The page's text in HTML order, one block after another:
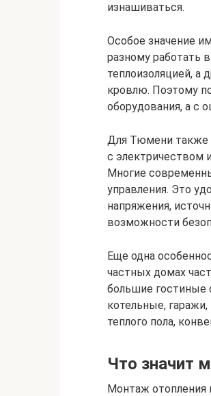
изнашиваться.
Особое значение
разному работать
теплоизоляцией, а
кровлю. Поэтому
оборудования, а с
Для Тюмени также
с электричеством
Многие
управления. Это
напряжения,
возможности
Еще одна
частных домах
большие гостиные
котельные,
теплого пола,
Что значит
Монтаж отопления